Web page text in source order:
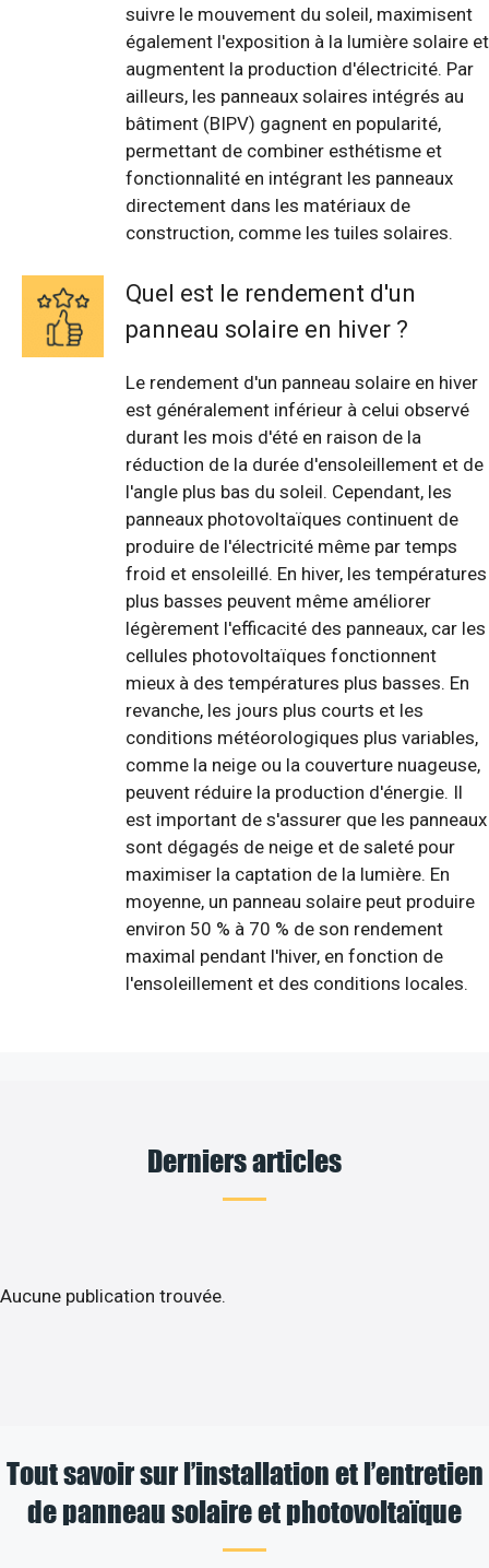
suivre le mouvement du soleil, maximisent
également l'exposition à la lumière solaire et
augmentent la production d'électricité. Par
ailleurs, les panneaux solaires intégrés au
bâtiment (BIPV) gagnent en popularité,
permettant de combiner esthétisme et
fonctionnalité en intégrant les panneaux
directement dans les matériaux de
construction, comme les tuiles solaires.
Quel est le rendement d'un
panneau solaire en hiver ?
Le rendement d'un panneau solaire en hiver
est généralement inférieur à celui observé
durant les mois d'été en raison de la
réduction de la durée d'ensoleillement et de
l'angle plus bas du soleil. Cependant, les
panneaux photovoltaïques continuent de
produire de l'électricité même par temps
froid et ensoleillé. En hiver, les températures
plus basses peuvent même améliorer
légèrement l'efficacité des panneaux, car les
cellules photovoltaïques fonctionnent
mieux à des températures plus basses. En
revanche, les jours plus courts et les
conditions météorologiques plus variables,
comme la neige ou la couverture nuageuse,
peuvent réduire la production d'énergie. Il
est important de s'assurer que les panneaux
sont dégagés de neige et de saleté pour
maximiser la captation de la lumière. En
moyenne, un panneau solaire peut produire
environ 50 % à 70 % de son rendement
maximal pendant l'hiver, en fonction de
l'ensoleillement et des conditions locales.
Derniers articles
Aucune publication trouvée.
Tout savoir sur l’installation et l’entretien
de panneau solaire et photovoltaïque